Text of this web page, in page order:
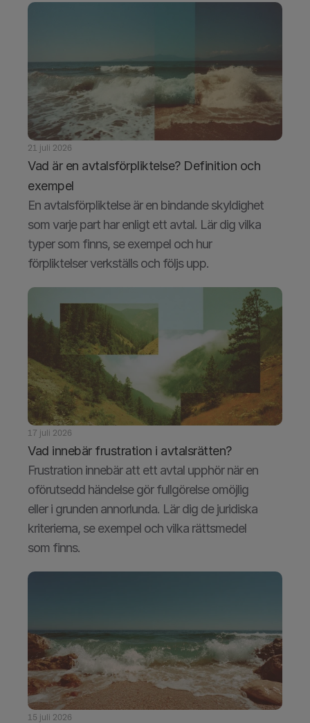
21 juli 2026
Vad är en avtalsförpliktelse? Definition och
exempel
En avtalsförpliktelse är en bindande skyldighet
som varje part har enligt ett avtal. Lär dig vilka
typer som finns, se exempel och hur
förpliktelser verkställs och följs upp.
17 juli 2026
Vad innebär frustration i avtalsrätten?
Frustration innebär att ett avtal upphör när en
oförutsedd händelse gör fullgörelse omöjlig
eller i grunden annorlunda. Lär dig de juridiska
kriterierna, se exempel och vilka rättsmedel
som finns.
15 juli 2026